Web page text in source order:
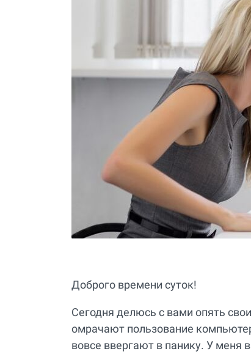
Доброго времени суток!
Сегодня делюсь с вами опять
омрачают пользование
вовсе ввергают в панику. У меня